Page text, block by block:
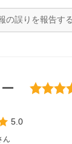
の誤りを報告する
5.0
ん